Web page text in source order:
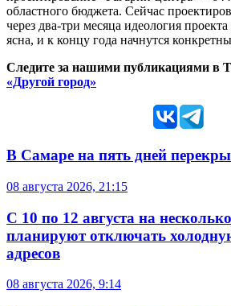
областного бюджета. Сейчас
через два-три месяца идеология
ясна, и к концу года начнутся
Следите за нашими публикациями в
«Другой город»
В Самаре на пять дней
08 августа 2026, 21:15
С 10 по 12 августа на
планируют отключать
адресов
08 августа 2026, 9:14